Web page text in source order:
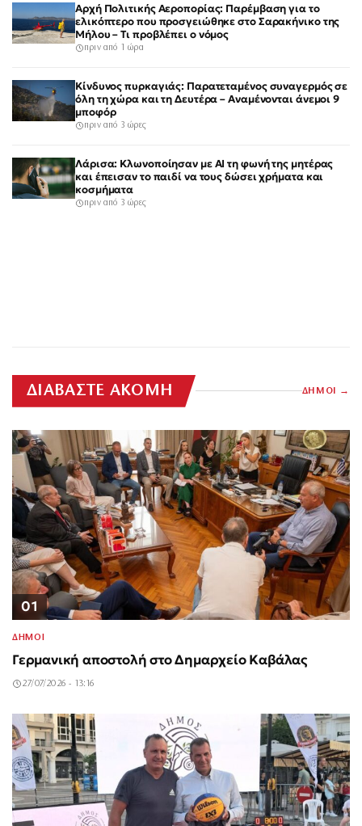
Αρχή Πολιτικής Αεροπορίας: Παρέμβαση για το
ελικόπτερο που προσγειώθηκε στο Σαρακήνικο της
Μήλου – Τι προβλέπει ο νόμος
πριν από 1 ώρα
Κίνδυνος πυρκαγιάς: Παρατεταμένος συναγερμός σε
όλη τη χώρα και τη Δευτέρα – Αναμένονται άνεμοι 9
μποφόρ
πριν από 3 ώρες
Λάρισα: Κλωνοποίησαν με AI τη φωνή της μητέρας
και έπεισαν το παιδί να τους δώσει χρήματα και
κοσμήματα
πριν από 3 ώρες
ΔΙΑΒΑΣΤΕ ΑΚΟΜΗ ΔΗΜΟΙ
01
ΔΗΜΟΙ
Γερμανική αποστολή στο Δημαρχείο Καβάλας
27/07/2026 - 13:16